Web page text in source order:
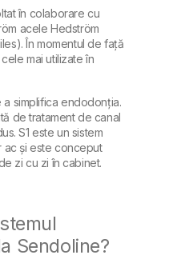
în colaborare cu
acele Hedström
În momentul de față
mai utilizate în
simplifica endodonția.
de tratament de canal
S1 este un sistem
ac și este conceput
zi cu zi în cabinet.
Sendoline?